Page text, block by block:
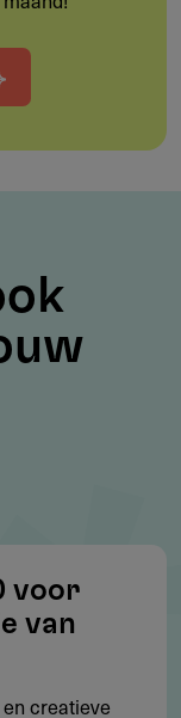
Overijssel
2028
beleid en
voor
van
creatieve